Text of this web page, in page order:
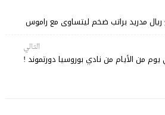
مدريد براتب ضخم ليتساوى مع راموس
التالي
من الأيام من نادي بوروسيا دورتموند !